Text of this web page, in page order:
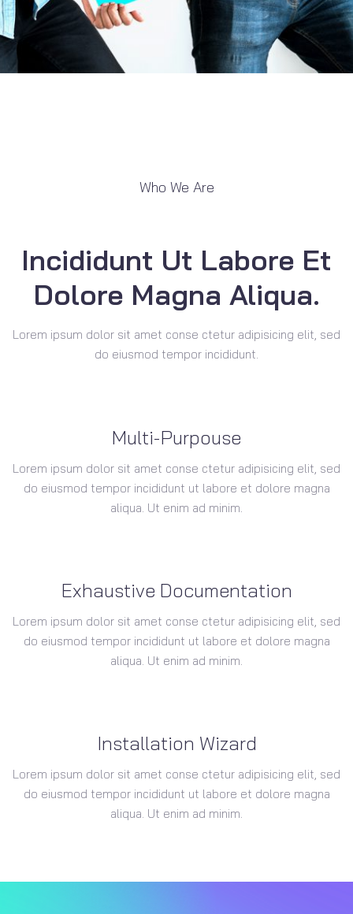
Who We Are
Incididunt Ut Labore Et
Dolore Magna Aliqua.
Lorem ipsum dolor sit amet conse ctetur adipisicing elit, sed
do eiusmod tempor incididunt.
Multi-Purpouse
Lorem ipsum dolor sit amet conse ctetur adipisicing elit, sed
do eiusmod tempor incididunt ut labore et dolore magna
aliqua. Ut enim ad minim.
Exhaustive Documentation
Lorem ipsum dolor sit amet conse ctetur adipisicing elit, sed
do eiusmod tempor incididunt ut labore et dolore magna
aliqua. Ut enim ad minim.
Installation Wizard
Lorem ipsum dolor sit amet conse ctetur adipisicing elit, sed
do eiusmod tempor incididunt ut labore et dolore magna
aliqua. Ut enim ad minim.